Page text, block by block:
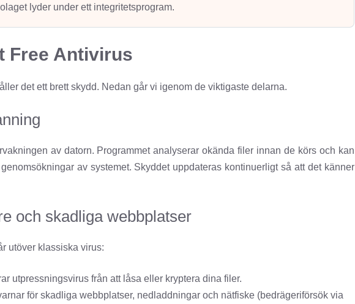
lyder under ett integritetsprogram.
Free Antivirus
det ett brett skydd. Nedan går vi igenom de viktigaste delarna.
av datorn. Programmet analyserar okända filer innan de körs och kan
av systemet. Skyddet uppdateras kontinuerligt så att det känner
och skadliga webbplatser
utöver klassiska virus:
utpressningsvirus från att låsa eller kryptera dina filer.
för skadliga webbplatser, nedladdningar och nätfiske (bedrägeriförsök via